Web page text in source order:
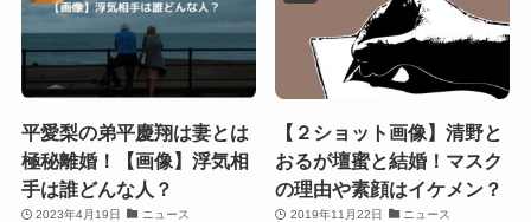
平愛梨の弟平慶翔は妻とは
極秘離婚！【画像】浮気相
手は誰どんな人？
2023年4月19日 ニュース
【２ショット画像】清野と
おるが壇蜜と結婚！マスク
の理由や素顔はイケメン？
2019年11月22日 ニュース